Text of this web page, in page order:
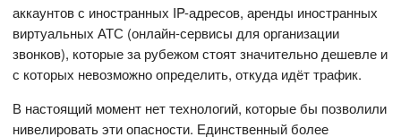
аккаунтов с иностранных IP-адресов, аренды иностранных
виртуальных АТС (онлайн-сервисы для организации
звонков), которые за рубежом стоят значительно дешевле и
с которых невозможно определить, откуда идёт трафик.
В настоящий момент нет технологий, которые бы позволили
нивелировать эти опасности. Единственный более